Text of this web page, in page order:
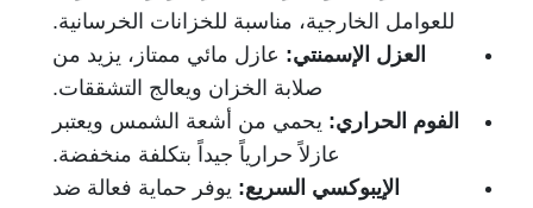
للعوامل الخارجية، مناسبة للخزانات الخرسانية.
العزل الإسمنتي: عازل مائي ممتاز، يزيد من
صلابة الخزان ويعالج التشققات.
الفوم الحراري: يحمي من أشعة الشمس ويعتبر
عازلاً حرارياً جيداً بتكلفة منخفضة.
الإيبوكسي السريع: يوفر حماية فعالة ضد